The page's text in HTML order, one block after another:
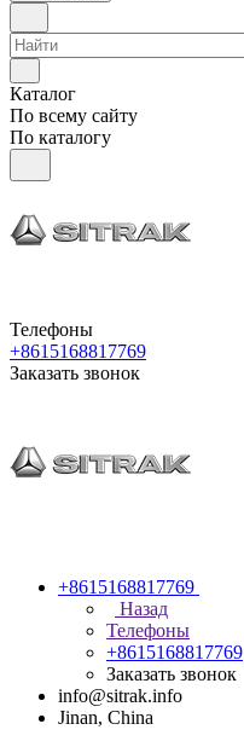
Каталог
По всему сайту
По каталогу
Телефоны
+8615168817769
Заказать звонок
+8615168817769
Назад
Телефоны
+8615168817769
Заказать звонок
info@sitrak.info
Jinan, China